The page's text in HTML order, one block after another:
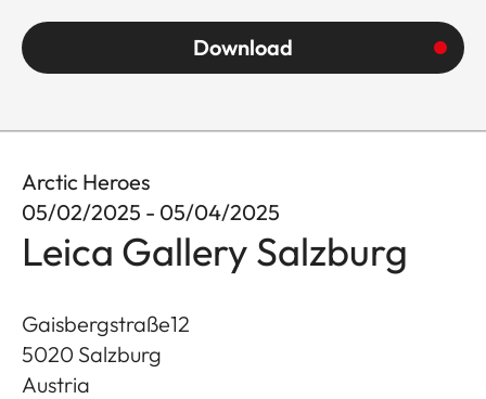
Download
Arctic Heroes
05/02/2025 - 05/04/2025
Leica Gallery Salzburg
Gaisbergstraße12
5020 Salzburg
Austria